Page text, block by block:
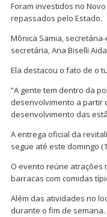
Foram investidos no
repassados pelo Estado.
Mônica Samia,
secretária, Ana Biselli
Ela destacou o fato de o
“A gente tem dentro da
desenvolvimento a partir
desenvolvimento das
A entrega oficial da
segue até este domingo
O evento reúne atrações
barracas com comidas
Além das atividades no
durante o fim de semana.